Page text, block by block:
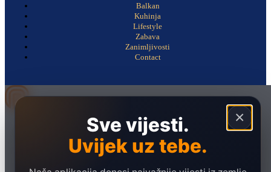
Balkan
Kuhinja
Lifestyle
Zabava
Zanimljivosti
Contact
×
Sve vijesti.
Uvijek uz tebe.